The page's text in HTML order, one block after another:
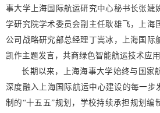
事大学上海国际航运研究中心秘书长张婕
学研究院学术委员会副主任耿雄飞，上海
公司战略研究部总经理丁嵩冰，上海国际
凯作主题发言，共商绿色智能航运技术应
长期以来，上海海事大学始终与国家
深度融入上海国际航运中心建设的每一步
制的“十五五”规划，学校持续承担规划编